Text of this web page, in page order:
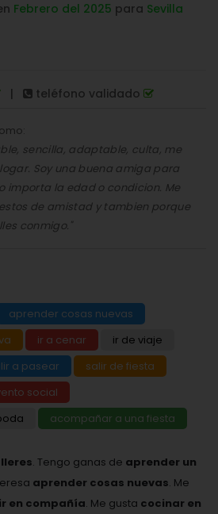
Febrero del 2025 para Sevilla
| teléfono validado
sencilla, adaptable, culta, me
Soy una buena amiga para
importa la edad o condicion. Me
de amistad y tambien porque
conmigo."
aprender cosas nuevas
ir a cenar
ir de viaje
a pasear
salir de fiesta
social
acompañar a una fiesta
. Tengo ganas de aprender un
aprender cosas nuevas. Me
en compañía. Me gusta cocinar en